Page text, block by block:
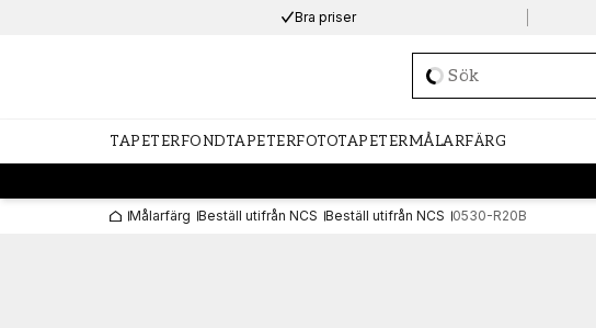
Bra priser
Loading…
TAPETERFONDTAPETERFOTOTAPETERMÅLARFÄRG
Målarfärg Beställ utifrån NCS Beställ utifrån NCS 0530-R20B